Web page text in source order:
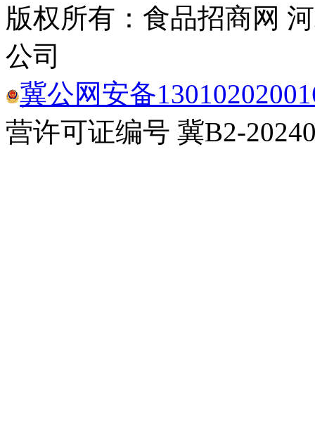
版权所有：食品招商网
公司
冀公网安备
营许可证编号 冀B2-